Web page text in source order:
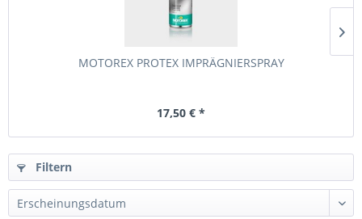
MOTOREX PROTEX IMPRÄGNIERSPRAY
17,50 € *
Filtern